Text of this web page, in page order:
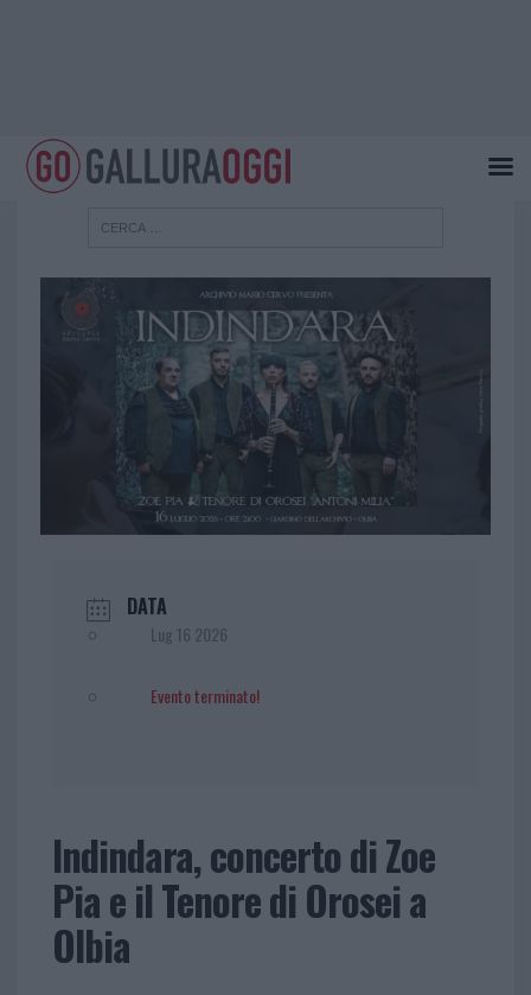
DATA
Lug 16 2026
Evento terminato!
Indindara, concerto di Zoe
Pia e il Tenore di Orosei a
Olbia